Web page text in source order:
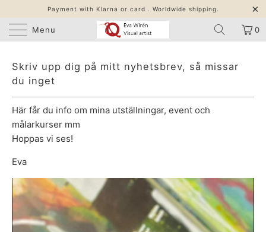
Payment with Klarna or card . Worldwide shipping.
Menu 0
Skriv upp dig på mitt nyhetsbrev, så missar
du inget
Här får du info om mina utställningar, event och
målarkurser mm
Hoppas vi ses!
Eva